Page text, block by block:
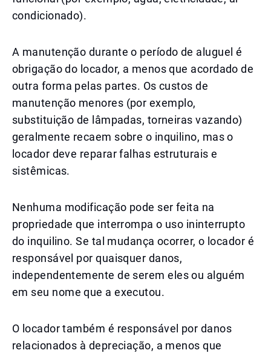
condicionado).
A manutenção durante o período de aluguel é
obrigação do locador, a menos que acordado de
outra forma pelas partes. Os custos de
manutenção menores (por exemplo,
substituição de lâmpadas, torneiras vazando)
geralmente recaem sobre o inquilino, mas o
locador deve reparar falhas estruturais e
sistêmicas.
Nenhuma modificação pode ser feita na
propriedade que interrompa o uso ininterrupto
do inquilino. Se tal mudança ocorrer, o locador é
responsável por quaisquer danos,
independentemente de serem eles ou alguém
em seu nome que a executou.
O locador também é responsável por danos
relacionados à depreciação, a menos que